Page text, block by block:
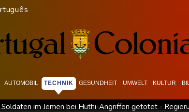
AUTOMOBIL TECHNIK GESUNDHEIT UMWELT KULTUR
Soldaten im Jemen bei Huthi-Angriffen getötet -